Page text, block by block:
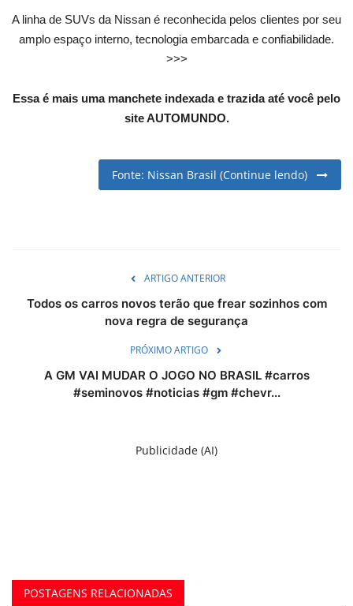
A linha de SUVs da Nissan é reconhecida pelos clientes por seu
amplo espaço interno, tecnologia embarcada e confiabilidade.
>>>
Essa é mais uma manchete indexada e trazida até você pelo
site AUTOMUNDO.
Fonte: Nissan Brasil (Continue lendo)
ARTIGO ANTERIOR
Todos os carros novos terão que frear sozinhos com
nova regra de segurança
PRÓXIMO ARTIGO
A GM VAI MUDAR O JOGO NO BRASIL #carros
#seminovos #noticias #gm #chevr...
Publicidade (AI)
POSTAGENS RELACIONADAS